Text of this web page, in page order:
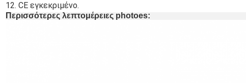
12. CE εγκεκριμένο.
Περισσότερες λεπτομέρειες photoes: